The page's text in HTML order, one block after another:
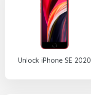
Unlock iPhone SE 2020